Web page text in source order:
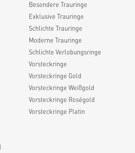
Besondere Trauringe
Exklusive Trauringe
Schlichte Trauringe
Moderne Trauringe
Schlichte Verlobungsringe
Vorsteckringe
Vorsteckringe Gold
Vorsteckringe Weißgold
Vorsteckringe Roségold
Vorsteckringe Platin